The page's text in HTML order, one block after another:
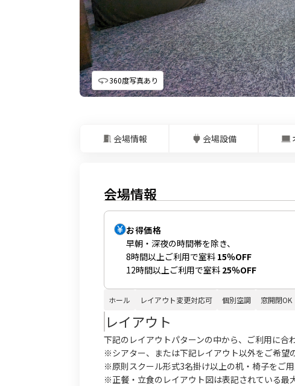
360度写真あり
会場情報 会場設備
会場情報
お得価格
早朝・深夜の時間帯を除き、
8時間以上ご利用で室料 15％OFF
12時間以上ご利用で室料 25％OFF
ホール レイアウト変更対応可 個別空調 窓開閉OK
レイアウト
下記のレイアウトパターンの中から、ご利用に合
※シアター、または下記レイアウト以外をご希望
※原則スクール形式3名掛け以上の机・椅子をご用
※正餐・立食のレイアウト図は表記されている最